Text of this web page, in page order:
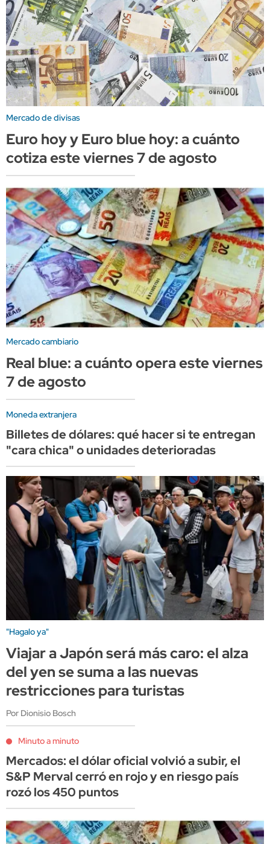
Mercado de divisas
Euro hoy y Euro blue hoy: a cuánto
cotiza este viernes 7 de agosto
Mercado cambiario
Real blue: a cuánto opera este viernes
7 de agosto
Moneda extranjera
Billetes de dólares: qué hacer si te entregan
"cara chica" o unidades deterioradas
"Hagalo ya"
Viajar a Japón será más caro: el alza
del yen se suma a las nuevas
restricciones para turistas
Por Dionisio Bosch
Minuto a minuto
Mercados: el dólar oficial volvió a subir, el
S&P Merval cerró en rojo y en riesgo país
rozó los 450 puntos